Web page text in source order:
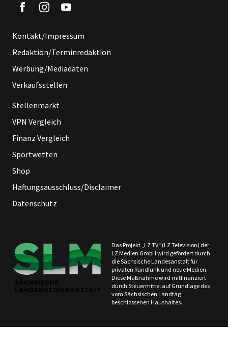
Kontakt/Impressum
Redaktion/Terminredaktion
Werbung/Mediadaten
Verkaufsstellen
Stellenmarkt
VPN Vergleich
Finanz Vergleich
Sportwetten
Shop
Haftungsausschluss/Disclaimer
Datenschutz
Das Projekt „LZ TV“ (LZ Television) der
LZ Medien GmbH wird gefördert durch
die Sächsische Landesanstalt für
privaten Rundfunk und neue Medien.
Diese Maßnahme wird mitfinanziert
durch Steuermittel auf Grundlage des
vom Sächsischen Landtag
beschlossenen Haushaltes.